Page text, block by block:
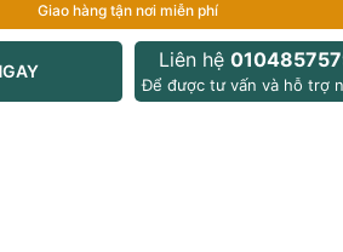
Giao hàng tận nơi miễn phí
Liên hệ
Để được tư vấn và hỗ trợ